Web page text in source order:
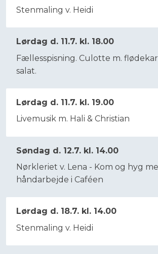
Stenmaling v. Heidi​
Lørdag d. 11.7. kl. 18.00
Fællesspisning. Culotte m.
salat.
Lørdag d. 11.7. kl. 19.00
​Livemusik m. Hali & Christian
Søndag d. 12.7. kl. 14.00
Nørkleriet v. Lena - Kom og hyg
håndarbejde i Caféen​
Lørdag d. 18.7. kl. 14.00
Stenmaling v. Heidi